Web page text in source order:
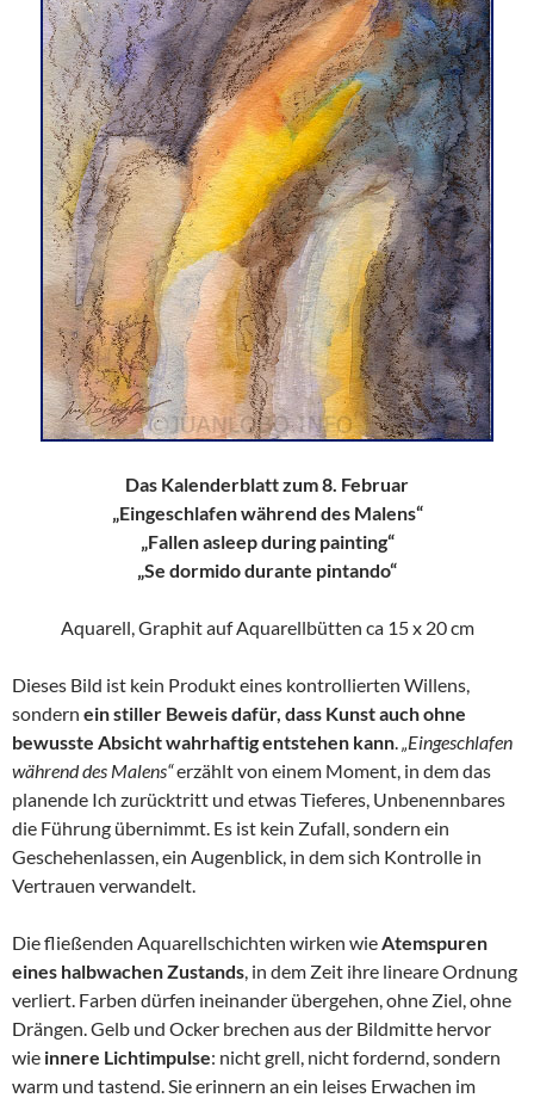
Das Kalenderblatt zum 8. Februar
„Eingeschlafen während des Malens“
„Fallen asleep during painting“
„Se dormido durante pintando“
Aquarell, Graphit auf Aquarellbütten ca 15 x 20 cm
Dieses Bild ist kein Produkt eines kontrollierten Willens,
sondern ein stiller Beweis dafür, dass Kunst auch ohne
bewusste Absicht wahrhaftig entstehen kann.„Eingeschlafen
während des Malens“erzählt von einem Moment, in dem das
planende Ich zurücktritt und etwas Tieferes, Unbenennbares
die Führung übernimmt. Es ist kein Zufall, sondern ein
Geschehenlassen, ein Augenblick, in dem sich Kontrolle in
Vertrauen verwandelt.
Die fließenden Aquarellschichten wirken wieAtemspuren
eines halbwachen Zustands, in dem Zeit ihre lineare Ordnung
verliert. Farben dürfen ineinander übergehen, ohne Ziel, ohne
Drängen. Gelb und Ocker brechen aus der Bildmitte hervor
wie innere Lichtimpulse: nicht grell, nicht fordernd, sondern
warm und tastend. Sie erinnern an ein leises Erwachen im